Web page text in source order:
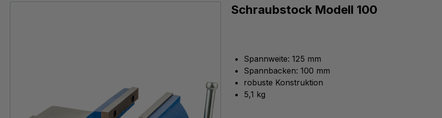
Schraubstock Modell 100
Spannweite: 125 mm
Spannbacken: 100 mm
robuste Konstruktion
5,1 kg